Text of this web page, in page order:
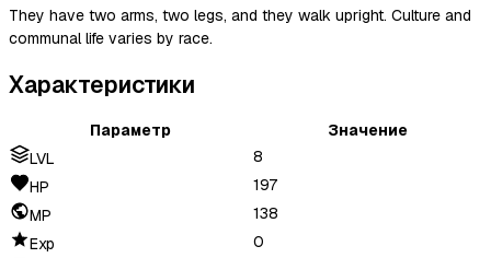
They have two arms, two legs, and they walk upright. Culture and
communal life varies by race.
Характеристики
Параметр
Значение
LVL
8
HP
197
MP
138
Exp
0